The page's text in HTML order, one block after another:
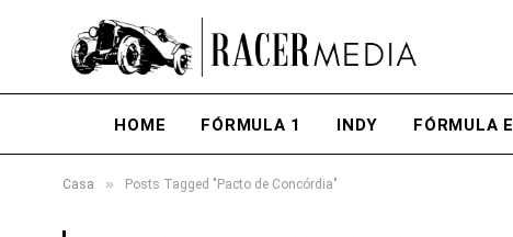
HOME FÓRMULA 1 INDY FÓRMULA E
Casa » Posts Tagged "Pacto de Concórdia"